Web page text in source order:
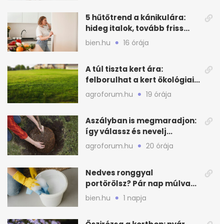
5 hűtőtrend a kánikulára:
hideg italok, tovább friss
alapanyagok
bien.hu 16 órája
A túl tiszta kert ára:
felborulhat a kert ökológiai
egyensúlya
agroforum.hu 19 órája
Aszályban is megmaradjon:
így válassz és nevelj
gyümölcsfát
agroforum.hu 20 órája
Nedves ronggyal
portörölsz? Pár nap múlva
ezért porosodik vissza a
bien.hu 1 napja